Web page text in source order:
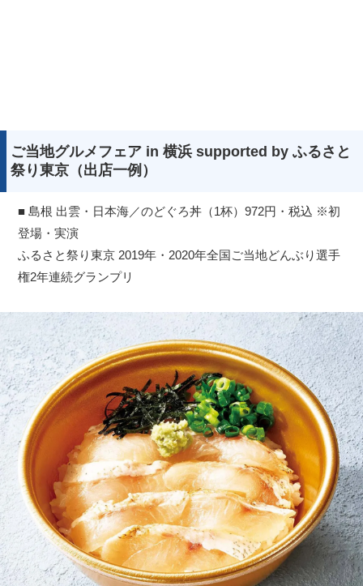
ご当地グルメフェア in 横浜 supported by ふるさと
祭り東京（出店一例）
■ 島根 出雲・日本海／のどぐろ丼（1杯）972円・税込 ※初
登場・実演
ふるさと祭り東京 2019年・2020年全国ご当地どんぶり選手
権2年連続グランプリ